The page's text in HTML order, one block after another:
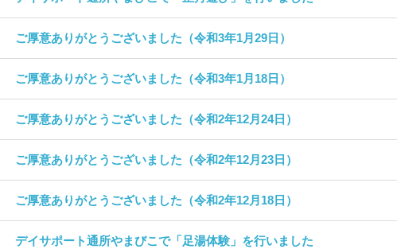
ご厚意ありがとうございました（令和3年1月29日）
ご厚意ありがとうございました（令和3年1月18日）
ご厚意ありがとうございました（令和2年12月24日）
ご厚意ありがとうございました（令和2年12月23日）
ご厚意ありがとうございました（令和2年12月18日）
デイサポート通所やまびこで「足湯体験」を行いました